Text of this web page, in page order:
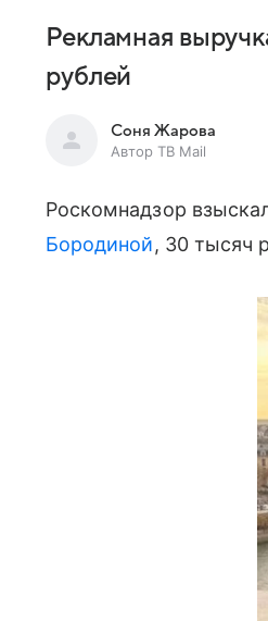
Рекламная
рублей
Соня Жарова
Автор ТВ Mail
Роскомнадзор
Бородиной, 30 тысяч